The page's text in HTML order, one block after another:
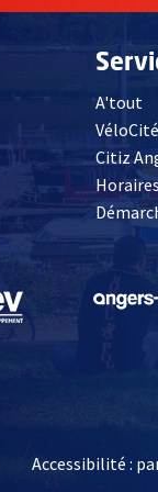
A'tout
VéloCité
Citiz
, Ouvre une
Accessibilité :